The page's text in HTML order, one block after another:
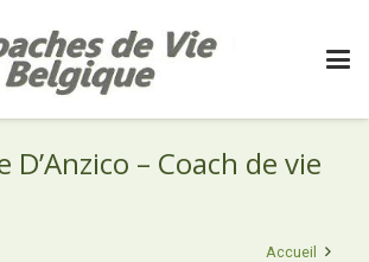
– Coach de vie
Accueil